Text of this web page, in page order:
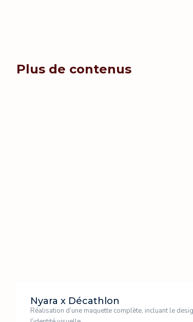
Plus de contenus
Nyara x Décathlon
Réalisation d’une maquette complète, incluant le